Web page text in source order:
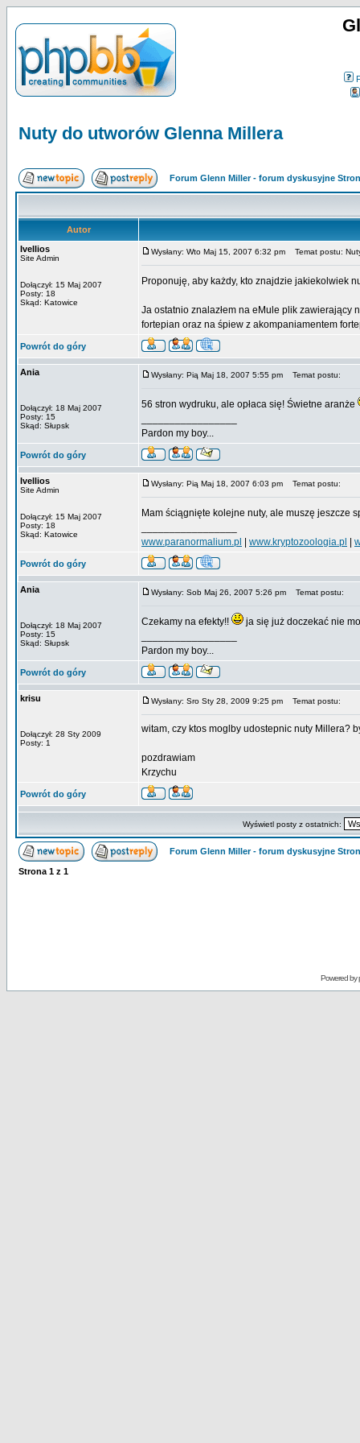
Nuty do utworów Glenna Millera
Forum Glenn Miller - forum dyskusyjne
Autor
Ivellios
Site Admin
Dołączył: 15 Maj 2007
Posty: 18
Skąd: Katowice
Wysłany: Wto Maj 15, 2007 6:32 pm Temat postu:
Proponuję, aby każdy, kto znajdzie jakiekolwiek
Ja ostatnio znalazłem na eMule plik zawierający
fortepian oraz na śpiew z akompaniamentem
Powrót do góry
Ania
Dołączył: 18 Maj 2007
Posty: 15
Skąd: Słupsk
Wysłany: Pią Maj 18, 2007 5:55 pm Temat postu:
56 stron wydruku, ale opłaca się! Świetne aranże
Pardon my boy...
Powrót do góry
Ivellios
Site Admin
Dołączył: 15 Maj 2007
Posty: 18
Skąd: Katowice
Wysłany: Pią Maj 18, 2007 6:03 pm Temat postu:
Mam ściągnięte kolejne nuty, ale muszę jeszcze
www.paranormalium.pl
www.kryptozoologia.pl
Powrót do góry
Ania
Dołączył: 18 Maj 2007
Posty: 15
Skąd: Słupsk
Wysłany: Sob Maj 26, 2007 5:26 pm Temat postu:
Czekamy na efekty!!
ja się już doczekać nie
Pardon my boy...
Powrót do góry
krisu
Dołączył: 28 Sty 2009
Posty: 1
Wysłany: Sro Sty 28, 2009 9:25 pm Temat postu:
witam, czy ktos moglby udostepnic nuty Millera?
pozdrawiam
Krzychu
Powrót do góry
Wyświetl posty z ostatnich:
Forum Glenn Miller - forum dyskusyjne
Strona 1 z 1
Powered by